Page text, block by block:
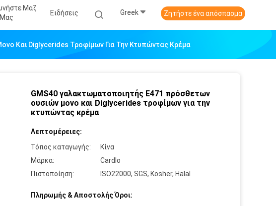
Μαζ
Μας
Ειδήσεις Greek Ζητήστε ένα απόσπασμα
Και Diglycerides Τροφίμων Για Την Κτυπώντας Κρέμα
GMS40 γαλακτωματοποιητής E471 πρόσθετων
ουσιών μονο και Diglycerides τροφίμων για την
κτυπώντας κρέμα
Λεπτομέρειες:
Τόπος καταγωγής:
Κίνα
Μάρκα:
Cardlo
Πιστοποίηση:
ISO22000, SGS, Kosher, Halal
Πληρωμής & Αποστολής Όροι: